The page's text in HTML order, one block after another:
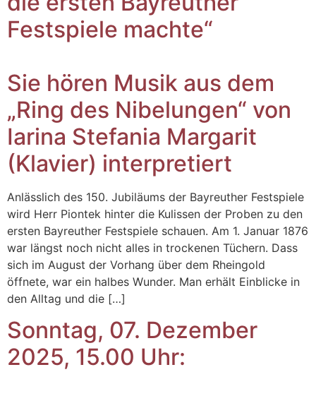
Festspiele machte“
Sie hören Musik aus dem
„Ring des Nibelungen“ von
Iarina Stefania Margarit
(Klavier) interpretiert
Anlässlich des 150. Jubiläums der Bayreuther Festspiele
wird Herr Piontek hinter die Kulissen der Proben zu den
ersten Bayreuther Festspiele schauen. Am 1. Januar 1876
war längst noch nicht alles in trockenen Tüchern. Dass
sich im August der Vorhang über dem Rheingold
öffnete, war ein halbes Wunder. Man erhält Einblicke in
den Alltag und die […]
Sonntag, 07. Dezember
2025, 15.00 Uhr: